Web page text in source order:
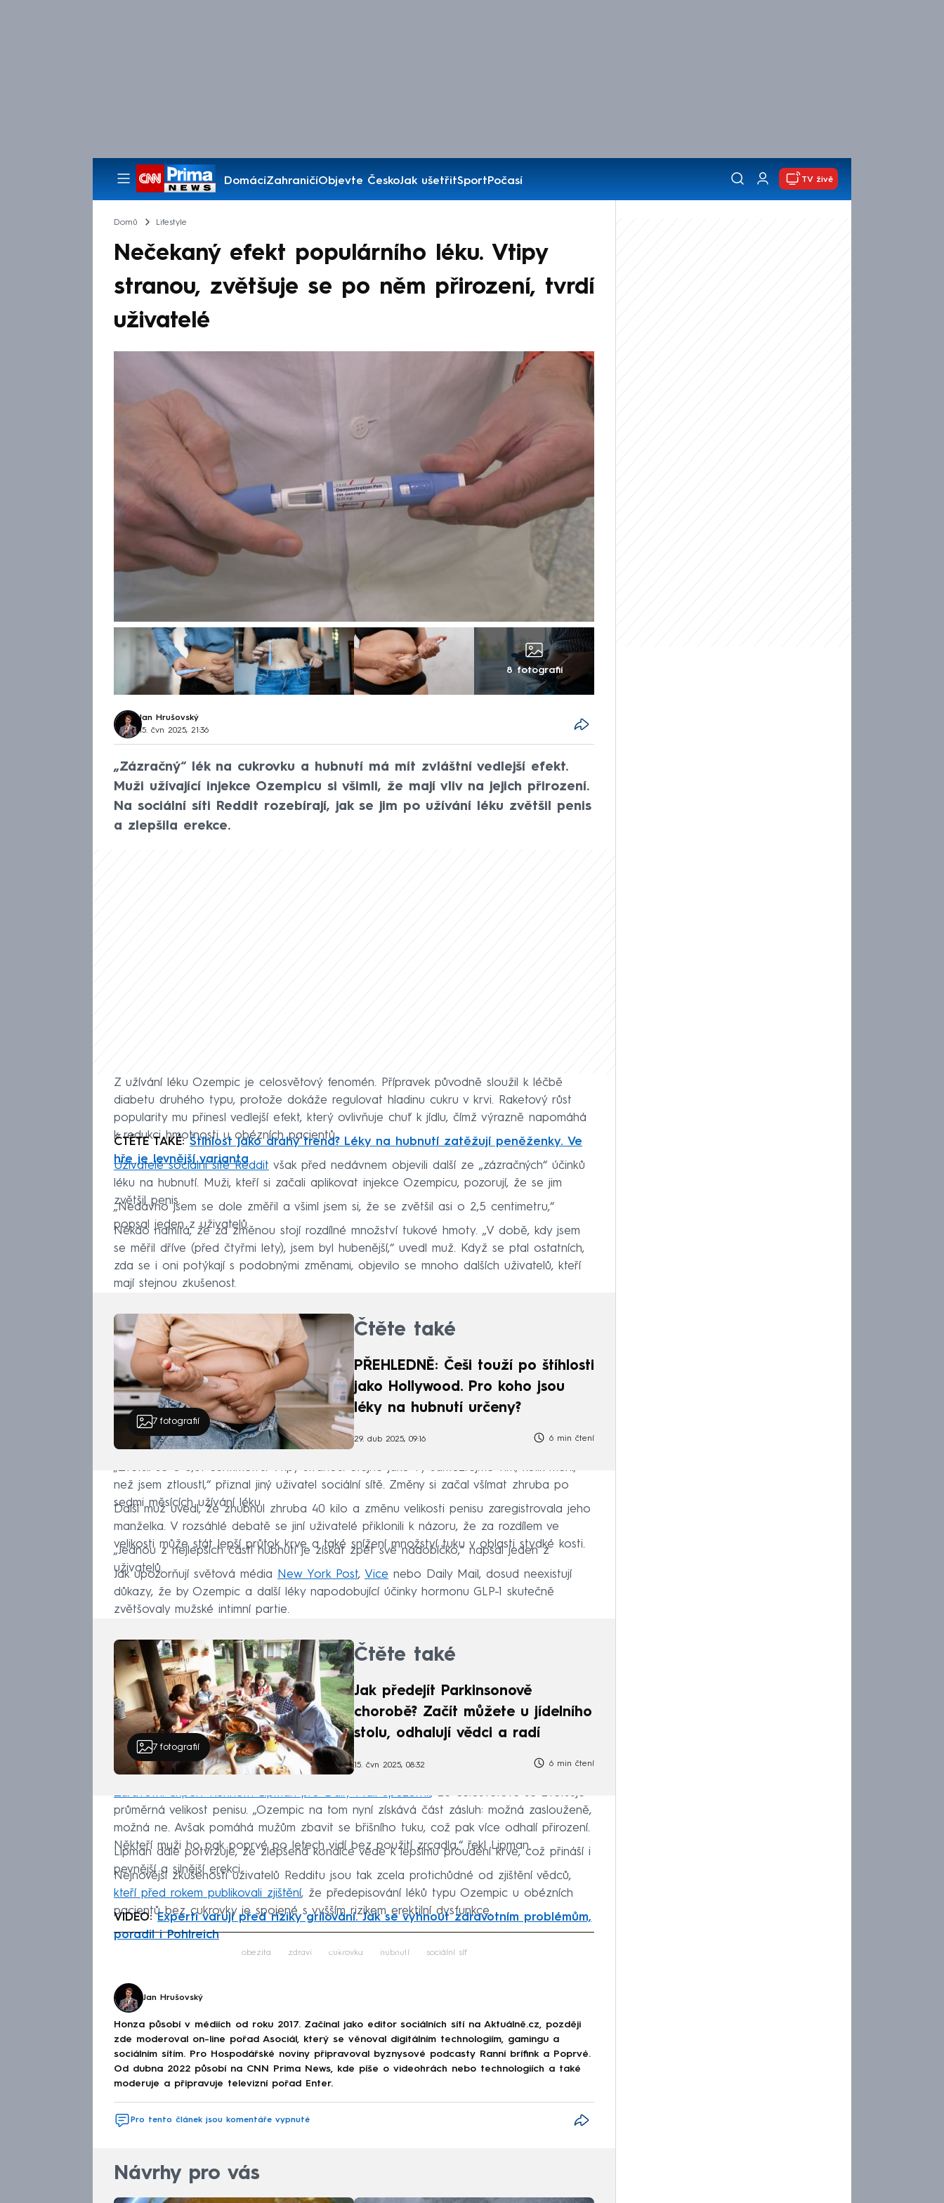
DomácíZahraničíObjevte ČeskoJak ušetřitSportPočasí
Pořady
TV živě
Domů Lifestyle
Nečekaný efekt populárního léku. Vtipy
stranou, zvětšuje se po něm přirození, tvrdí
uživatelé
8 fotografií
Jan Hrušovský
15. čvn 2025, 21:36
„Zázračný“ lék na cukrovku a hubnutí má mít zvláštní vedlejší efekt.
Muži užívající injekce Ozempicu si všimli, že mají vliv na jejich přirození.
Na sociální síti Reddit rozebírají, jak se jim po užívání léku zvětšil penis
a zlepšila erekce.
Z užívání léku Ozempic je celosvětový fenomén. Přípravek původně sloužil k léčbě
diabetu druhého typu, protože dokáže regulovat hladinu cukru v krvi. Raketový růst
popularity mu přinesl vedlejší efekt, který ovlivňuje chuť k jídlu, čímž výrazně napomáhá
k redukci hmotnosti u obézních pacientů.
ČTĚTE TAKÉ:Štíhlost jako drahý trend? Léky na hubnutí zatěžují peněženky. Ve
hře je levnější varianta
Uživatelé sociální sítě Reddit však před nedávnem objevili další ze „zázračných“ účinků
léku na hubnutí. Muži, kteří si začali aplikovat injekce Ozempicu, pozorují, že se jim
zvětšil penis.
„Nedávno jsem se dole změřil a všiml jsem si, že se zvětšil asi o 2,5 centimetru,“
popsal jeden z uživatelů.
Někdo namítá, že za změnou stojí rozdílné množství tukové hmoty. „V době, kdy jsem
se měřil dříve (před čtyřmi lety), jsem byl hubenější,“ uvedl muž. Když se ptal ostatních,
zda se i oni potýkají s podobnými změnami, objevilo se mnoho dalších uživatelů, kteří
mají stejnou zkušenost.
7 fotografií
Čtěte také
PŘEHLEDNĚ: Češi touží po štíhlosti
jako Hollywood. Pro koho jsou
léky na hubnutí určeny?
29. dub 2025, 09:16 6 min čtení
„Zvětšil se o 3,81 centimetru. Vtipy stranou. Stejně jako vy samozřejmě vím, kolik měřil,
než jsem ztloustl,“ přiznal jiný uživatel sociální sítě. Změny si začal všímat zhruba po
sedmi měsících užívání léku.
Další muž uvedl, že zhubnul zhruba 40 kilo a změnu velikosti penisu zaregistrovala jeho
manželka. V rozsáhlé debatě se jiní uživatelé přiklonili k názoru, že za rozdílem ve
velikosti může stát lepší průtok krve a také snížení množství tuku v oblasti stydké kosti.
„Jednou z nejlepších částí hubnutí je získat zpět své nadobíčko,“ napsal jeden z
uživatelů.
Jak upozorňují světová média New York Post, Vice nebo Daily Mail, dosud neexistují
důkazy, že by Ozempic a další léky napodobující účinky hormonu GLP-1 skutečně
zvětšovaly mužské intimní partie.
7 fotografií
Čtěte také
Jak předejít Parkinsonově
chorobě? Začít můžete u jídelního
stolu, odhalují vědci a radí
15. čvn 2025, 08:32 6 min čtení
Zdravotní expert Kenneth Lipman pro Daily Mail upozornil, že celosvětově se zvětšuje
průměrná velikost penisu. „Ozempic na tom nyní získává část zásluh: možná zaslouženě,
možná ne. Avšak pomáhá mužům zbavit se břišního tuku, což pak více odhalí přirození.
Někteří muži ho pak poprvé po letech vidí bez použití zrcadla,“ řekl Lipman.
Lipman dále potvrzuje, že zlepšená kondice vede k lepšímu proudění krve, což přináší i
pevnější a silnější erekci.
Nejnovější zkušenosti uživatelů Redditu jsou tak zcela protichůdné od zjištění vědců,
kteří před rokem publikovali zjištění, že předepisování léků typu Ozempic u obézních
pacientů bez cukrovky je spojené s vyšším rizikem erektilní dysfunkce.
VIDEO:Experti varují před riziky grilování. Jak se vyhnout zdravotním problémům,
poradil i Pohlreich
Failed to fetch
obezita zdraví cukrovka hubnutí sociální síť
Jan Hrušovský
Honza působí v médiích od roku 2017. Začínal jako editor sociálních sítí na Aktuálně.cz, později
zde moderoval on-line pořad Asociál, který se věnoval digitálním technologiím, gamingu a
sociálním sítím. Pro Hospodářské noviny připravoval byznysové podcasty Ranní brífink a Poprvé.
Od dubna 2022 působí na CNN Prima News, kde píše o videohrách nebo technologiích a také
moderuje a připravuje televizní pořad Enter.
Pro tento článek jsou komentáře vypnuté
Návrhy pro vás